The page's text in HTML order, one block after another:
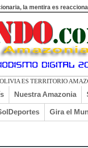
la mentira es
Nuestra Amazonia
Gira el